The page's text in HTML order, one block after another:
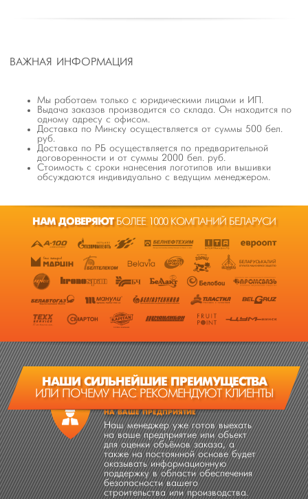
ВАЖНАЯ ИНФОРМАЦИЯ
Мы работаем только с юридическими лицами и ИП.
Выдача заказов производится со склада. Он находится по
одному адресу с офисом.
Доставка по Минску осуществляется от суммы 500 бел.
руб.
Доставка по РБ осуществляется по предварительной
договоренности и от суммы 2000 бел. руб.
Стоимость с сроки нанесения логотипов или вышивки
обсуждаются индивидуально с ведущим менеджером.
НАМ ДОВЕРЯЮТБОЛЕЕ 1000 КОМПАНИЙ БЕЛАРУСИ
НАШИ СИЛЬНЕЙШИЕ ПРЕИМУЩЕСТВА
ИЛИ ПОЧЕМУ НАС РЕКОМЕНДУЮТ КЛИЕНТЫ
НА ВАШЕ ПРЕДПРИЯТИЕ
Наш менеджер уже готов выехать
на ваше предприятие или объект
для оценки объёмов заказа, а
также на постоянной основе будет
оказывать информационную
поддержку в области обеспечения
безопасности вашего
строительства или производства.